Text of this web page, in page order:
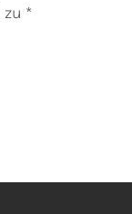
zu *